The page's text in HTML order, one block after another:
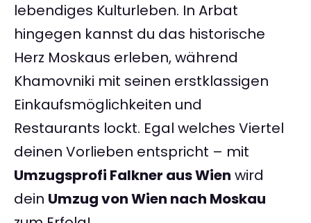
lebendiges Kulturleben. In Arbat
hingegen kannst du das historische
Herz Moskaus erleben, während
Khamovniki mit seinen erstklassigen
Einkaufsmöglichkeiten und
Restaurants lockt. Egal welches Viertel
deinen Vorlieben entspricht – mit
Umzugsprofi Falkner aus Wien wird
dein Umzug von Wien nach Moskau